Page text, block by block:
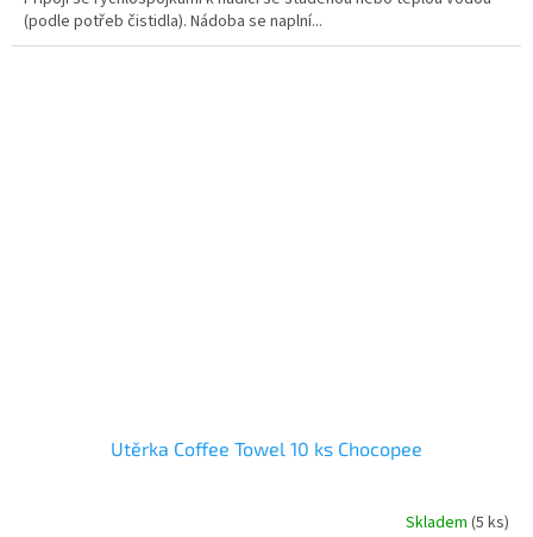
(podle potřeb čistidla). Nádoba se naplní...
Utěrka Coffee Towel 10 ks Chocopee
Skladem (5 ks)